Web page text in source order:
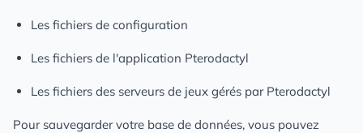
Les fichiers de configuration
Les fichiers de l'application Pterodactyl
Les fichiers des serveurs de jeux gérés par Pterodactyl
Pour sauvegarder votre base de données, vous pouvez